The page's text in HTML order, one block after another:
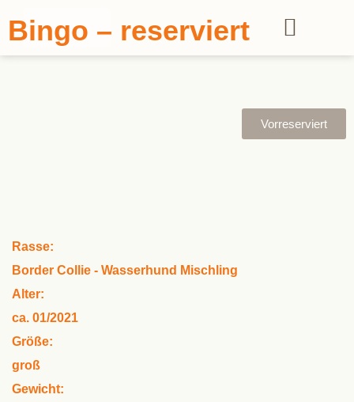
Bingo – reserviert
Vorreserviert
Rasse:
Border Collie - Wasserhund Mischling
Alter:
ca. 01/2021
Größe:
groß
Gewicht: